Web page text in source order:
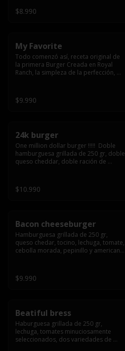
$8.990
My Favorite
Todo comenzó así, receta original de
la primera Burger Creada en Royal
Ranch, la simpleza de la perfección,
queso cheddar
$9.990
24k burger
One million dollar burger !!!!!  Doble
hamburguesa grillada de 250 gr, doble
queso cheddar, doble ración de
gold glitter
$10.990
Bacon cheeseburger
Hamburguesa grillada de 250 gr,
queso chedar, tocino, lechuga, tomate,
cebolla morada, pepinillo y american
$9.990
Beatiful bress
Haburguesa grillada de 250 gr,
lechuga, tomates minuciosamente
seleccionados, dos variedades de